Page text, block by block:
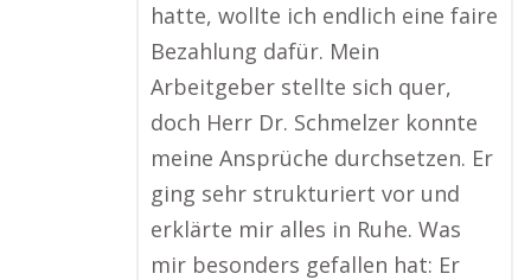
hatte, wollte ich endlich eine faire
Bezahlung dafür. Mein
Arbeitgeber stellte sich quer,
doch Herr Dr. Schmelzer konnte
meine Ansprüche durchsetzen. Er
ging sehr strukturiert vor und
erklärte mir alles in Ruhe. Was
mir besonders gefallen hat: Er